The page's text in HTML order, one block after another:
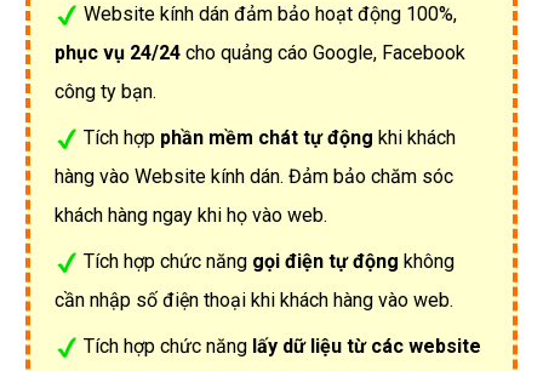
Website kính dán đảm bảo hoạt động 100%,
phục vụ 24/24 cho quảng cáo Google, Facebook
công ty bạn.
Tích hợp phần mềm chát tự động khi khách
hàng vào Website kính dán. Đảm bảo chăm sóc
khách hàng ngay khi họ vào web.
Tích hợp chức năng gọi điện tự động không
cần nhập số điện thoại khi khách hàng vào web.
Tích hợp chức năng lấy dữ liệu từ các website